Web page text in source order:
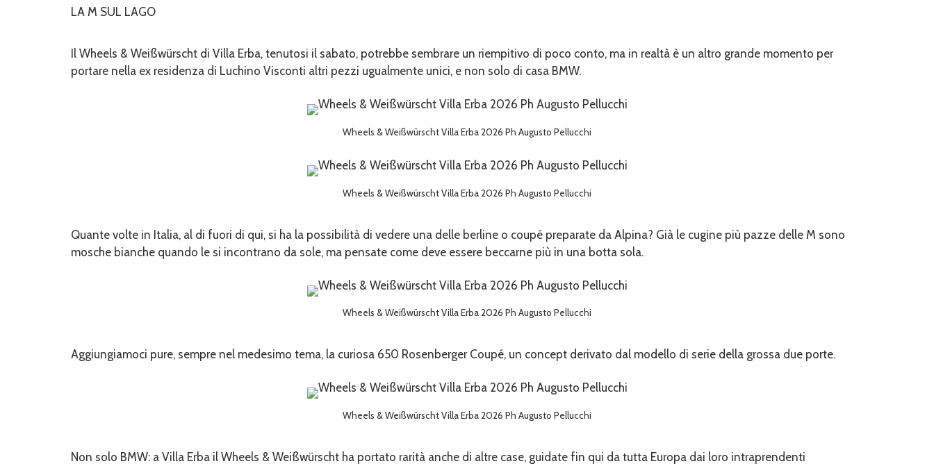
LA M SUL LAGO
Il Wheels & Weißwürscht di Villa Erba, tenutosi il sabato, potrebbe sembrare un riempitivo di poco conto, ma in realtà è un altro grande momento per
portare nella ex residenza di Luchino Visconti altri pezzi ugualmente unici, e non solo di casa BMW.
Wheels & Weißwürscht Villa Erba 2026 Ph Augusto Pellucchi
Wheels & Weißwürscht Villa Erba 2026 Ph Augusto Pellucchi
Quante volte in Italia, al di fuori di qui, si ha la possibilità di vedere una delle berline o coupé preparate da Alpina? Già le cugine più pazze delle M sono
mosche bianche quando le si incontrano da sole, ma pensate come deve essere beccarne più in una botta sola.
Wheels & Weißwürscht Villa Erba 2026 Ph Augusto Pellucchi
Aggiungiamoci pure, sempre nel medesimo tema, la curiosa 650 Rosenberger Coupé, un concept derivato dal modello di serie della grossa due porte.
Wheels & Weißwürscht Villa Erba 2026 Ph Augusto Pellucchi
Non solo BMW: a Villa Erba il Wheels & Weißwürscht ha portato rarità anche di altre case, guidate fin qui da tutta Europa dai loro intraprendenti